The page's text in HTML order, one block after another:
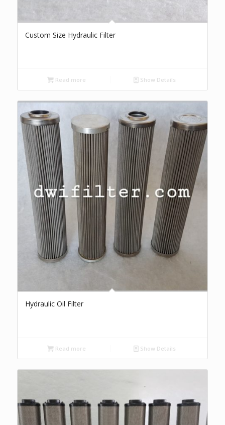
Custom Size Hydraulic Filter
Read more Show Details
Hydraulic Oil Filter
Read more Show Details